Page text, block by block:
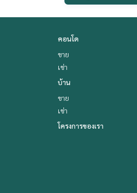
คอนโด
ขาย
เช่า
บ้าน
ขาย
เช่า
โครงการของเรา